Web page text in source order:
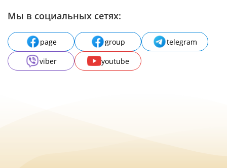
Мы в социальных сетях:
page group
telegram
viber
youtube